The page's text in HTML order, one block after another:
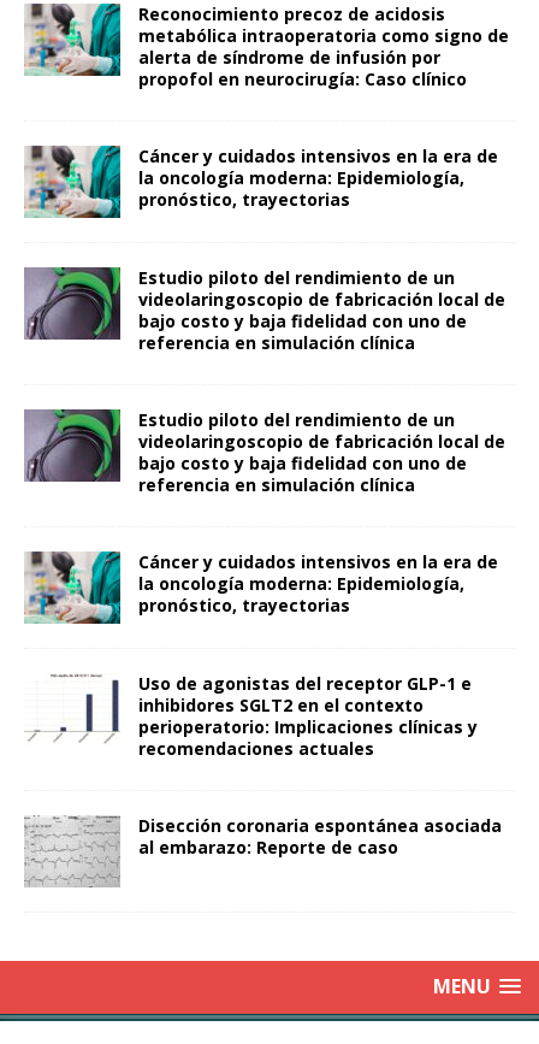
Reconocimiento precoz de acidosis
metabólica intraoperatoria como signo de
alerta de síndrome de infusión por
propofol en neurocirugía: Caso clínico
Cáncer y cuidados intensivos en la era de
la oncología moderna: Epidemiología,
pronóstico, trayectorias
Estudio piloto del rendimiento de un
videolaringoscopio de fabricación local de
bajo costo y baja fidelidad con uno de
referencia en simulación clínica
Estudio piloto del rendimiento de un
videolaringoscopio de fabricación local de
bajo costo y baja fidelidad con uno de
referencia en simulación clínica
Cáncer y cuidados intensivos en la era de
la oncología moderna: Epidemiología,
pronóstico, trayectorias
Uso de agonistas del receptor GLP-1 e
inhibidores SGLT2 en el contexto
perioperatorio: Implicaciones clínicas y
recomendaciones actuales
Disección coronaria espontánea asociada
al embarazo: Reporte de caso
MENU